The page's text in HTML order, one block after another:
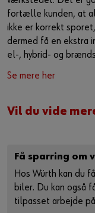
fortælle kunden, at
ikke er korrekt
dermed få en ekstra
el-, hybrid- og
Se mere her
Vil du vide
Få sparring
Hos Würth kan du
biler. Du kan også
tilpasset arbejde